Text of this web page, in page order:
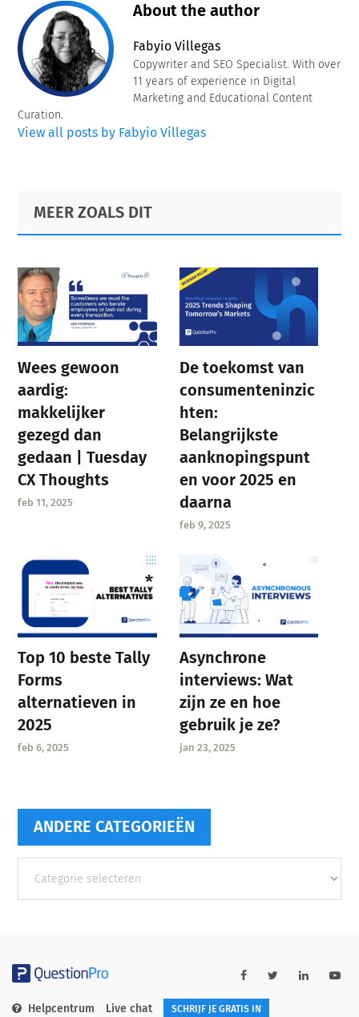
About the author
Fabyio Villegas
Copywriter and SEO Specialist. With over
11 years of experience in Digital
Marketing and Educational Content
Curation.
View all posts by Fabyio Villegas
Primary
Sidebar
Footer
MEER ZOALS DIT
Wees gewoon
aardig:
makkelijker
gezegd dan
gedaan | Tuesday
CX Thoughts
feb 11, 2025
De toekomst van
consumenteninzic
hten:
Belangrijkste
aanknopingspunt
en voor 2025 en
daarna
feb 9, 2025
Top 10 beste Tally
Forms
alternatieven in
2025
feb 6, 2025
Asynchrone
interviews: Wat
zijn ze en hoe
gebruik je ze?
jan 23, 2025
ANDERE CATEGORIEËN
categorieën
Helpcentrum Live chat SCHRIJF JE GRATIS IN